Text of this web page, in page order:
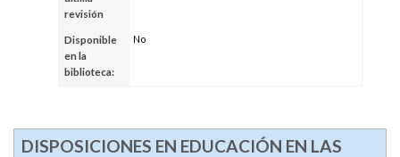
revisión
Disponible
en la
biblioteca:
No
DISPOSICIONES EN EDUCACIÓN EN LAS